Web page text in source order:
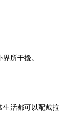
所干擾。
生活都可以配戴拉